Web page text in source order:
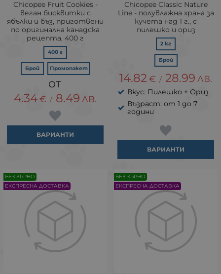
Chicopee Fruit Cookies -
веган бисквитки с
ябълки и бъз, приготвени
по оригинална канадска
рецепта, 400 г
400 г
Брой Промопакет
4.34€ / 8.49 ЛВ.
ВАРИАНТИ
Chicopee Classic Nature
Line - полувлажна храна за
кучета над 1 г., с
пилешко и ориз
2 кг
Брой
14.82 € / 28.99 ЛВ.
Вкус: Пилешко + Ориз
Възраст: от 1 до 7
години
ВАРИАНТИ
БЕЗ ЗЪРНО
ЕКСПРЕСНА ДОСТАВКА
БЕЗ ЗЪРНО
ЕКСПРЕСНА ДОСТАВКА